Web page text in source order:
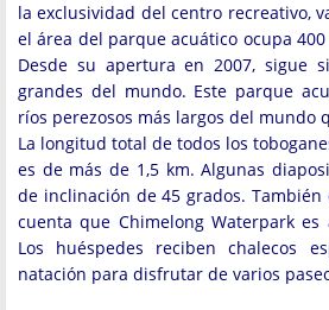
la exclusividad del centro recreativo,
el área del parque acuático ocupa
Desde su apertura en 2007, sigue
grandes del mundo. Este parque
ríos perezosos más largos del mundo
La longitud total de todos los
es de más de 1,5 km. Algunas
de inclinación de 45 grados.
cuenta que Chimelong Waterpark es
Los huéspedes reciben chalecos
natación para disfrutar de varios